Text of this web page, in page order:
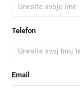
Telefon
Email